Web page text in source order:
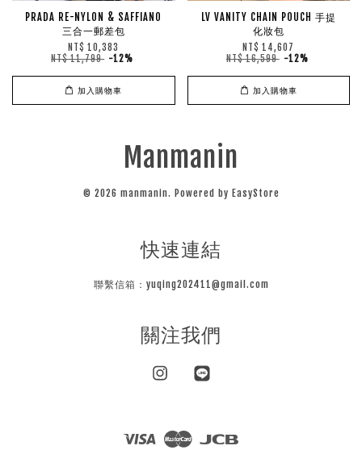
PRADA RE-NYLON & SAFFIANO
三合一郵差包
NT$ 10,383
NT$ 11,799 -12%
加入購物車
LV VANITY CHAIN POUCH 手提
化妝包
NT$ 14,607
NT$ 16,599 -12%
加入購物車
Manmanin
© 2026 manmanin. Powered by EasyStore
快速連結
聯繫信箱：yuqing202411@gmail.com
關注我們
Instagram
Visa Master